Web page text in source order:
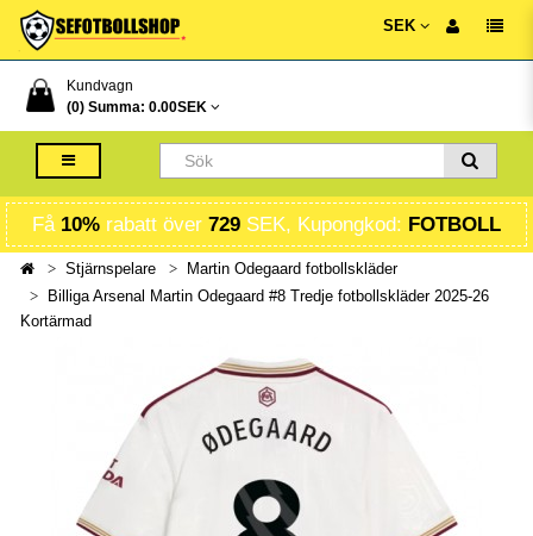
SEK
Kundvagn
(0) Summa: 0.00SEK
Få 10% rabatt över 729 SEK, Kupongkod: FOTBOLL
Stjärnspelare
Martin Odegaard fotbollskläder
Billiga Arsenal Martin Odegaard #8 Tredje fotbollskläder 2025-26
Kortärmad